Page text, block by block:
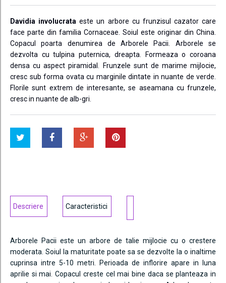
Davidia involucrata este un arbore cu frunzisul cazator care
face parte din familia Cornaceae. Soiul este originar din China.
Copacul poarta denumirea de Arborele Pacii. Arborele se
dezvolta cu tulpina puternica, dreapta. Formeaza o coroana
densa cu aspect piramidal. Frunzele sunt de marime mijlocie,
cresc sub forma ovata cu marginile dintate in nuante de verde.
Florile sunt extrem de interesante, se aseamana cu frunzele,
cresc in nuante de alb-gri.
Descriere Caracteristici
Arborele Pacii este un arbore de talie mijlocie cu o crestere
moderata. Soiul la maturitate poate sa se dezvolte la o inaltime
cuprinsa intre 5-10 metri. Perioada de inflorire apare in luna
aprilie si mai. Copacul creste cel mai bine daca se planteaza in